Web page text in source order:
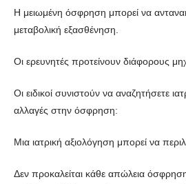
Η μειωμένη όσφρηση μπορεί να
μεταβολική εξασθένηση.
Οι ερευνητές προτείνουν διάφορους
Οι ειδικοί συνιστούν να αναζητήσετε
αλλαγές στην όσφρηση:
Μια ιατρική αξιολόγηση μπορεί να
Δεν προκαλείται κάθε απώλεια